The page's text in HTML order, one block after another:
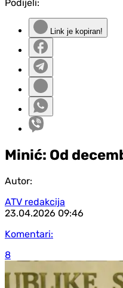
Podijeli:
Link je kopiran!
Minić: Od
Autor:
ATV redakcija
23.04.2026 09:46
Komentari:
8